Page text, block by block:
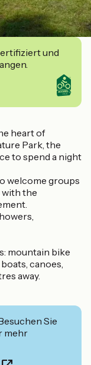
und
heart of
Park, the
to spend a night
welcome groups
with the
mountain bike
canoes,
away.
Sie
mehr